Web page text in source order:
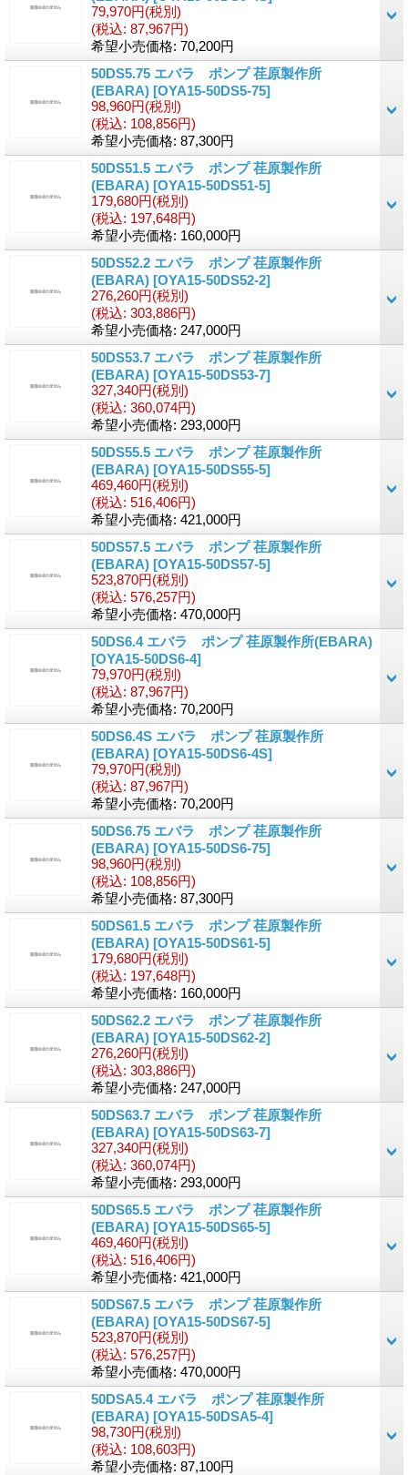
79,970円(税別)
(税込: 87,967円)
希望小売価格: 70,200円
50DS5.75 エバラ ポンプ 荏原製作所
(EBARA) [OYA15-50DS5-75]
98,960円(税別)
(税込: 108,856円)
希望小売価格: 87,300円
50DS51.5 エバラ ポンプ 荏原製作所
(EBARA) [OYA15-50DS51-5]
179,680円(税別)
(税込: 197,648円)
希望小売価格: 160,000円
50DS52.2 エバラ ポンプ 荏原製作所
(EBARA) [OYA15-50DS52-2]
276,260円(税別)
(税込: 303,886円)
希望小売価格: 247,000円
50DS53.7 エバラ ポンプ 荏原製作所
(EBARA) [OYA15-50DS53-7]
327,340円(税別)
(税込: 360,074円)
希望小売価格: 293,000円
50DS55.5 エバラ ポンプ 荏原製作所
(EBARA) [OYA15-50DS55-5]
469,460円(税別)
(税込: 516,406円)
希望小売価格: 421,000円
50DS57.5 エバラ ポンプ 荏原製作所
(EBARA) [OYA15-50DS57-5]
523,870円(税別)
(税込: 576,257円)
希望小売価格: 470,000円
50DS6.4 エバラ ポンプ 荏原製作所(EBARA)
[OYA15-50DS6-4]
79,970円(税別)
(税込: 87,967円)
希望小売価格: 70,200円
50DS6.4S エバラ ポンプ 荏原製作所
(EBARA) [OYA15-50DS6-4S]
79,970円(税別)
(税込: 87,967円)
希望小売価格: 70,200円
50DS6.75 エバラ ポンプ 荏原製作所
(EBARA) [OYA15-50DS6-75]
98,960円(税別)
(税込: 108,856円)
希望小売価格: 87,300円
50DS61.5 エバラ ポンプ 荏原製作所
(EBARA) [OYA15-50DS61-5]
179,680円(税別)
(税込: 197,648円)
希望小売価格: 160,000円
50DS62.2 エバラ ポンプ 荏原製作所
(EBARA) [OYA15-50DS62-2]
276,260円(税別)
(税込: 303,886円)
希望小売価格: 247,000円
50DS63.7 エバラ ポンプ 荏原製作所
(EBARA) [OYA15-50DS63-7]
327,340円(税別)
(税込: 360,074円)
希望小売価格: 293,000円
50DS65.5 エバラ ポンプ 荏原製作所
(EBARA) [OYA15-50DS65-5]
469,460円(税別)
(税込: 516,406円)
希望小売価格: 421,000円
50DS67.5 エバラ ポンプ 荏原製作所
(EBARA) [OYA15-50DS67-5]
523,870円(税別)
(税込: 576,257円)
希望小売価格: 470,000円
50DSA5.4 エバラ ポンプ 荏原製作所
(EBARA) [OYA15-50DSA5-4]
98,730円(税別)
(税込: 108,603円)
希望小売価格: 87,100円